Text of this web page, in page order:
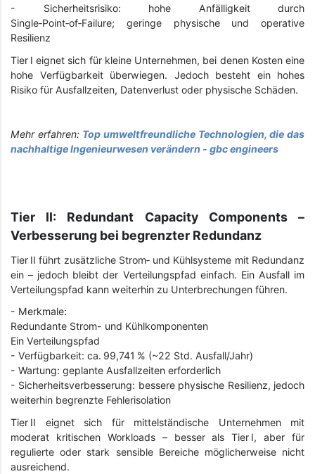
- Sicherheitsrisiko: hohe Anfälligkeit durch
Single‑Point‑of‑Failure; geringe physische und operative
Resilienz
Tier I eignet sich für kleine Unternehmen, bei denen Kosten eine
hohe Verfügbarkeit überwiegen. Jedoch besteht ein hohes
Risiko für Ausfallzeiten, Datenverlust oder physische Schäden.
Mehr erfahren: Top umweltfreundliche Technologien, die das
nachhaltige Ingenieurwesen verändern - gbc engineers
Tier II: Redundant Capacity Components –
Verbesserung bei begrenzter Redundanz
Tier II führt zusätzliche Strom‑ und Kühlsysteme mit Redundanz
ein – jedoch bleibt der Verteilungspfad einfach. Ein Ausfall im
Verteilungspfad kann weiterhin zu Unterbrechungen führen.
- Merkmale:
Redundante Strom- und Kühlkomponenten
Ein Verteilungspfad
- Verfügbarkeit: ca. 99,741 % (~22 Std. Ausfall/Jahr)
- Wartung: geplante Ausfallzeiten erforderlich
- Sicherheitsverbesserung: bessere physische Resilienz, jedoch
weiterhin begrenzte Fehlerisolation
Tier II eignet sich für mittelständische Unternehmen mit
moderat kritischen Workloads – besser als Tier I, aber für
regulierte oder stark sensible Bereiche möglicherweise nicht
ausreichend.